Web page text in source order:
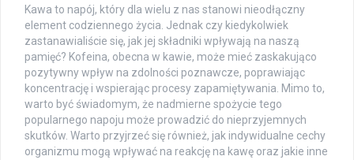
Kawa to napój, który dla wielu z nas stanowi nieodłączny
element codziennego życia. Jednak czy kiedykolwiek
zastanawialiście się, jak jej składniki wpływają na naszą
pamięć? Kofeina, obecna w kawie, może mieć zaskakująco
pozytywny wpływ na zdolności poznawcze, poprawiając
koncentrację i wspierając procesy zapamiętywania. Mimo to,
warto być świadomym, że nadmierne spożycie tego
popularnego napoju może prowadzić do nieprzyjemnych
skutków. Warto przyjrzeć się również, jak indywidualne cechy
organizmu mogą wpływać na reakcję na kawę oraz jakie inne